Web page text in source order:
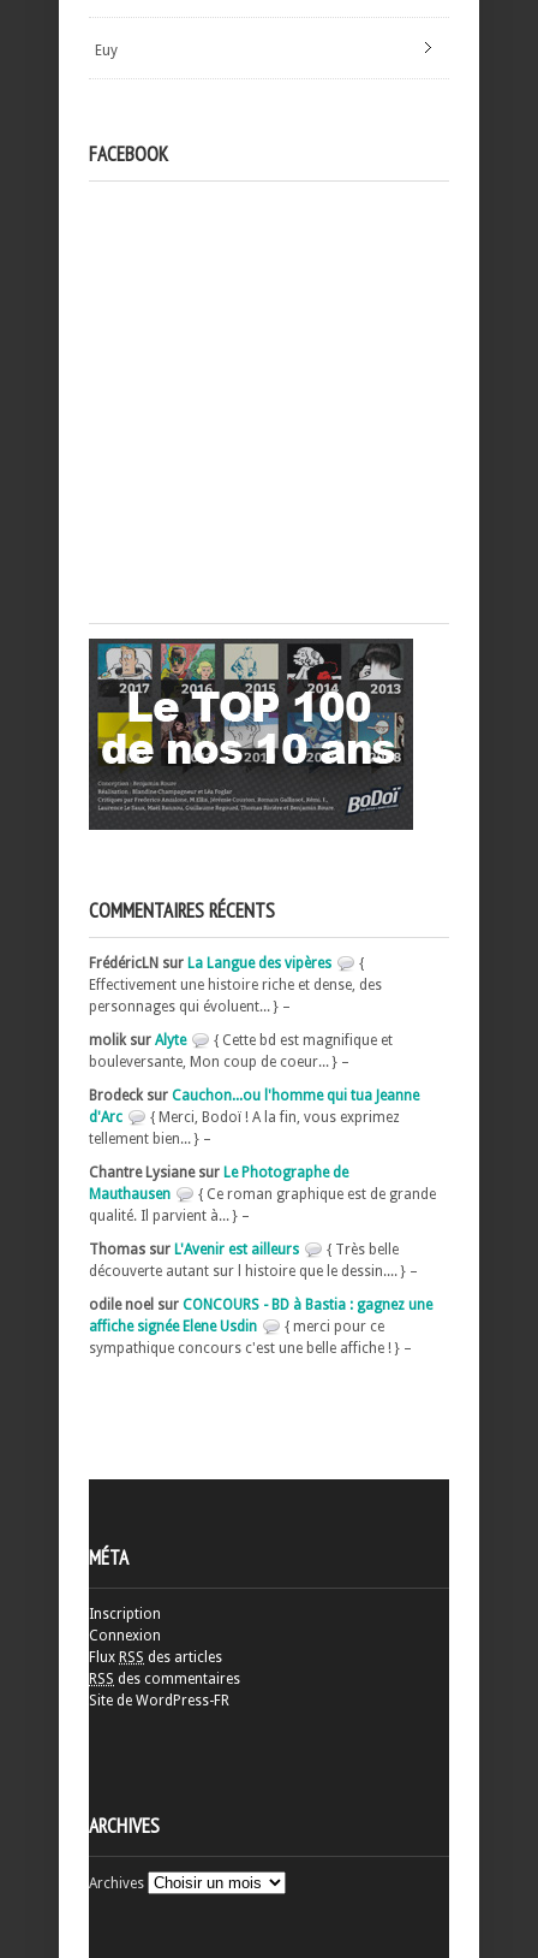
Euy
FACEBOOK
COMMENTAIRES RÉCENTS
FrédéricLN sur La Langue des vipères
{
Effectivement une histoire riche et dense, des
personnages qui évoluent... } –
molik sur Alyte
{ Cette bd est magnifique et
bouleversante, Mon coup de coeur... } –
Brodeck sur Cauchon...ou l'homme qui tua Jeanne
d'Arc
{ Merci, Bodoï ! A la fin, vous exprimez
tellement bien... } –
Chantre Lysiane sur Le Photographe de
Mauthausen
{ Ce roman graphique est de grande
qualité. Il parvient à... } –
Thomas sur L'Avenir est ailleurs
{ Très belle
découverte autant sur l histoire que le dessin.... } –
odile noel sur CONCOURS - BD à Bastia : gagnez une
affiche signée Elene Usdin
{ merci pour ce
sympathique concours c'est une belle affiche ! } –
MÉTA
Inscription
Connexion
Flux RSS des articles
RSS des commentaires
Site de WordPress-FR
ARCHIVES
Archives